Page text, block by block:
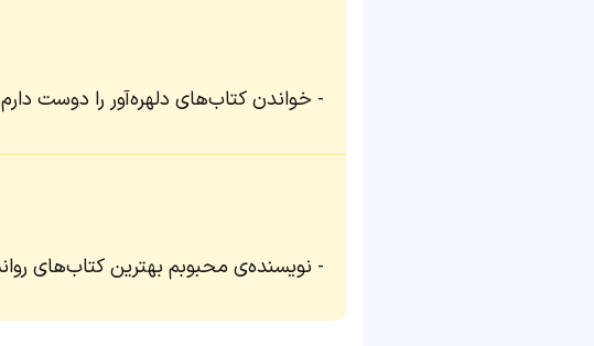
خواندن کتاب‌های دلهره‌آور را دوست
نویسنده‌ی محبوبم بهترین کتاب‌های